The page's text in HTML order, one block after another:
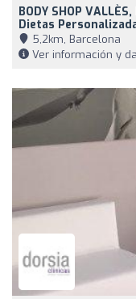
BODY SHOP
Dietas
5,2km, Barcelona
Ver información y